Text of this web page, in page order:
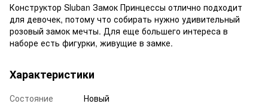
Конструктор Sluban Замок Принцессы отлично подходит
для девочек, потому что собирать нужно удивительный
розовый замок мечты. Для еще большего интереса в
наборе есть фигурки, живущие в замке.
Характеристики
Состояние
Новый